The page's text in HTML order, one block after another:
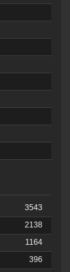
3543
2138
1164
396